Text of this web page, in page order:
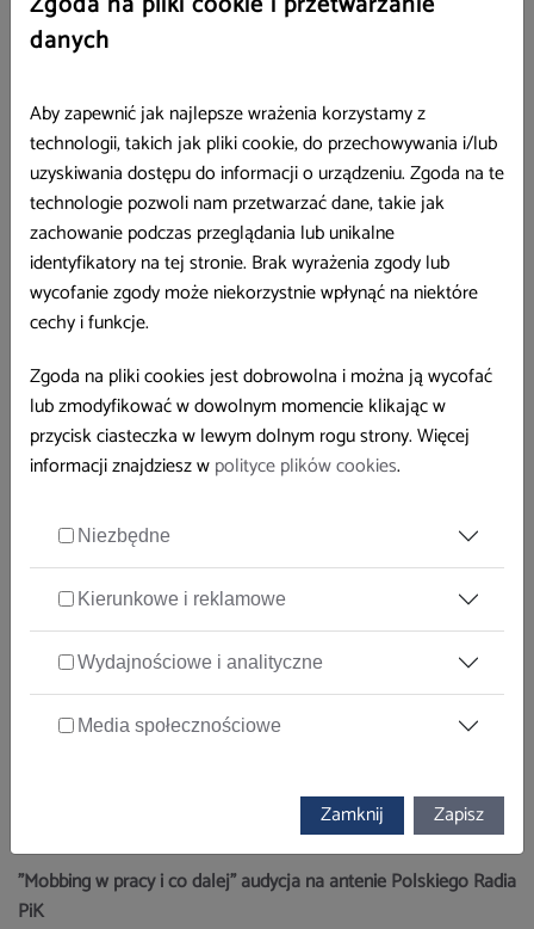
Pytać każdy może- audycja z udziałem inspektorów pracy na
antenie Polskiego Radia PiK
"Mobbing w pracy i co dalej" audycja na antenie Polskiego Radia
PiK
danych
Aby zapewnić jak najlepsze wrażenia korzystamy z
technologii, takich jak pliki cookie, do przechowywania i/lub
uzyskiwania dostępu do informacji o urządzeniu. Zgoda na te
technologie pozwoli nam przetwarzać dane, takie jak
zachowanie podczas przeglądania lub unikalne
identyfikatory na tej stronie. Brak wyrażenia zgody lub
wycofanie zgody może niekorzystnie wpłynąć na niektóre
cechy i funkcje.
Zgoda na pliki cookies jest dobrowolna i można ją wycofać
lub zmodyfikować w dowolnym momencie klikając w
przycisk ciasteczka w lewym dolnym rogu strony. Więcej
informacji znajdziesz wpolityce plików cookies.
Niezbędne
Kierunkowe i reklamowe
Wydajnościowe i analityczne
Media społecznościowe
Zamknij Zapisz